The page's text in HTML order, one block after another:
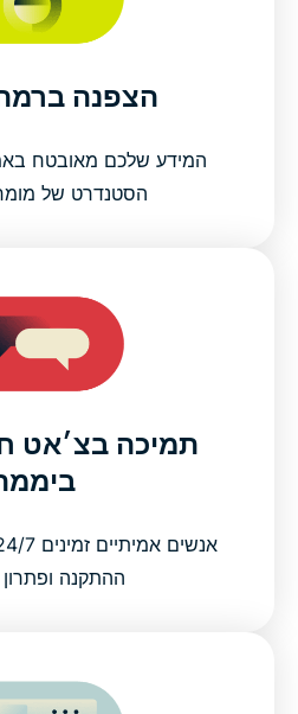
הצפנה
הסטנדרט של
ההתקנה